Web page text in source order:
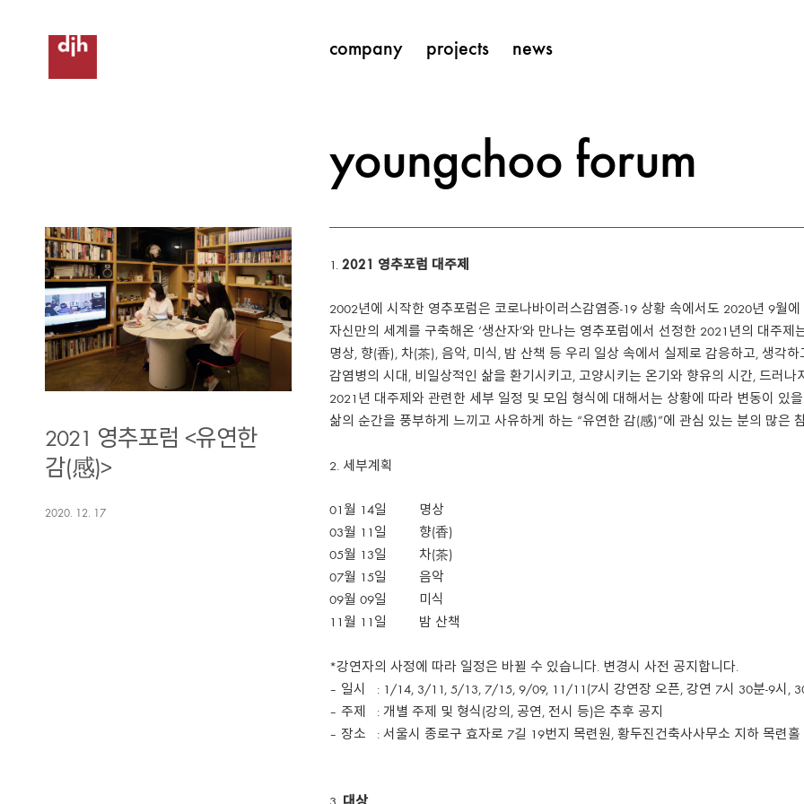
company projects news
youngchoo forum
2021 영추포럼 <유연한
감(感)>
2020. 12. 17
2021 영추포럼 대주제
2002년에 시작한 영추포럼은 코로나바이러스감염증-19 상황 속에서도 2020년 9월
자신만의 세계를 구축해온 ‘생산자’와 만나는 영추포럼에서 선정한 2021년의 대주제
명상, 향(香), 차(茶), 음악, 미식, 밤 산책 등 우리 일상 속에서 실제로 감응하고, 생각
감염병의 시대, 비일상적인 삶을 환기시키고, 고양시키는 온기와 향유의 시간, 드러
2021년 대주제와 관련한 세부 일정 및 모임 형식에 대해서는 상황에 따라 변동이 있
삶의 순간을 풍부하게 느끼고 사유하게 하는 “유연한 감(感)”에 관심 있는 분의 많은
세부계획
01월 14일 명상
03월 11일 향(香)
05월 13일 차(茶)
07월 15일 음악
09월 09일 미식
11월 11일 밤 산책
*강연자의 사정에 따라 일정은 바뀔 수 있습니다. 변경시 사전 공지합니다.
– 일시 : 1/14, 3/11, 5/13, 7/15, 9/09, 11/11(7시 강연장 오픈, 강연 7시 30분-9시,
– 주제 : 개별 주제 및 형식(강의, 공연, 전시 등)은 추후 공지
– 장소 : 서울시 종로구 효자로 7길 19번지 목련원, 황두진건축사사무소 지하 목련홀